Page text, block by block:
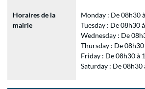
Horaires de la
mairie
Monday : De 08h30
Tuesday : De 08h30
Wednesday : De
Thursday : De
Friday : De 08h30 à
Saturday : De 08h30